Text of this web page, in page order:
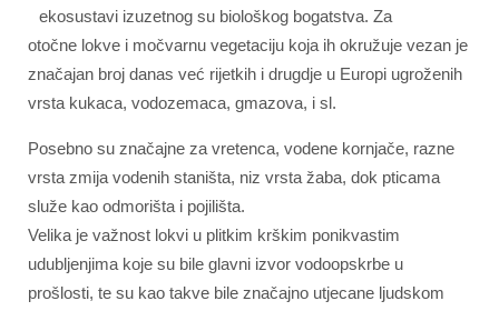
ekosustavi izuzetnog su biološkog bogatstva. Za
otočne lokve i močvarnu vegetaciju koja ih okružuje vezan je
značajan broj danas već rijetkih i drugdje u Europi ugroženih
vrsta kukaca, vodozemaca, gmazova, i sl.
Posebno su značajne za vretenca, vodene kornjače, razne
vrsta zmija vodenih staništa, niz vrsta žaba, dok pticama
služe kao odmorišta i pojilišta.
Velika je važnost lokvi u plitkim krškim ponikvastim
udubljenjima koje su bile glavni izvor vodoopskrbe u
prošlosti, te su kao takve bile značajno utjecane ljudskom